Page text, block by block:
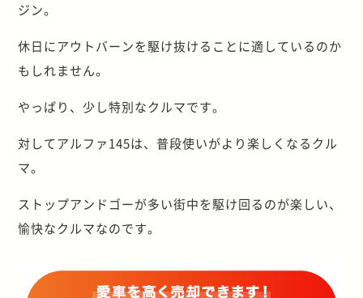
ジン。
休日にアウトバーンを駆け抜けることに適しているのか
もしれません。
やっぱり、少し特別なクルマです。
対してアルファ145は、普段使いがより楽しくなるクル
マ。
ストップアンドゴーが多い街中を駆け回るのが楽しい、
愉快なクルマなのです。